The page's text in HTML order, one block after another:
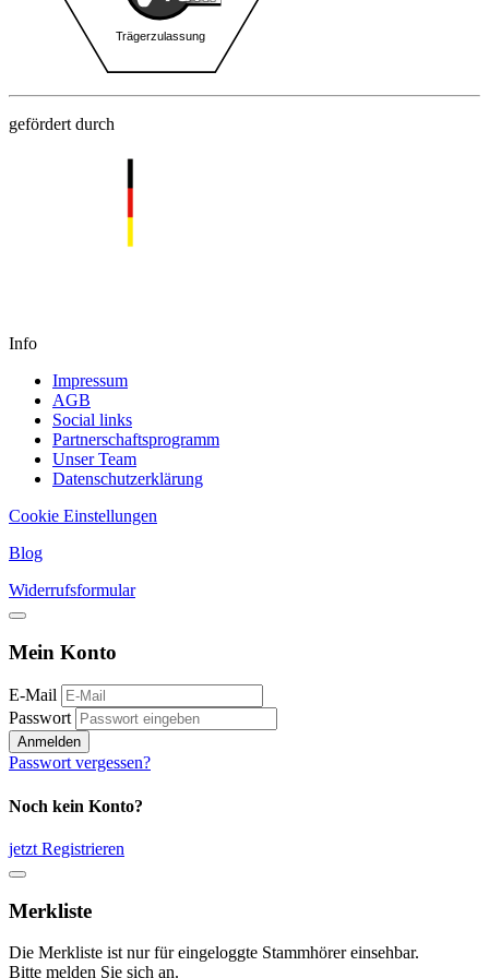
gefördert durch
Info
Impressum
AGB
Social links
Partnerschaftsprogramm
Unser Team
Datenschutzerklärung
Cookie Einstellungen
Blog
Widerrufsformular
Mein Konto
E-Mail
Passwort
Anmelden
Passwort vergessen?
Noch kein Konto?
jetzt Registrieren
Merkliste
Die Merkliste ist nur für eingeloggte Stammhörer einsehbar.
Bitte melden Sie sich an.